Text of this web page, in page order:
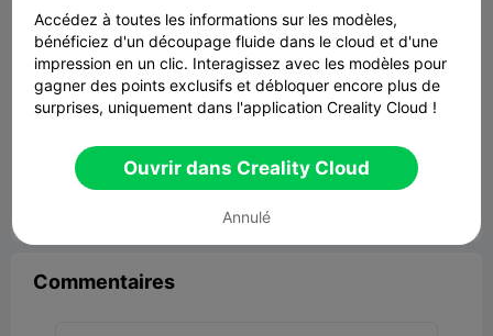
00:12
30.10MB Lier un modèle
6
Commentaires
Accédez à toutes les informations sur les modèles,
bénéficiez d'un découpage fluide dans le cloud et d'une
impression en un clic. Interagissez avec les modèles pour
gagner des points exclusifs et débloquer encore plus de
surprises, uniquement dans l'application Creality Cloud !
Ouvrir dans Creality Cloud
Annulé